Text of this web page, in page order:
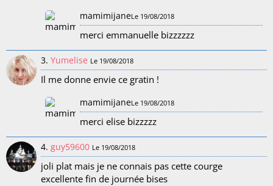
mamimijaneLe 19/08/2018
merci emmanuelle bizzzzzz
3. Yumelise Le 19/08/2018
Il me donne envie ce gratin !
mamimijaneLe 19/08/2018
merci elise bizzzzz
4. guy59600 Le 19/08/2018
joli plat mais je ne connais pas cette courge
excellente fin de journée bises